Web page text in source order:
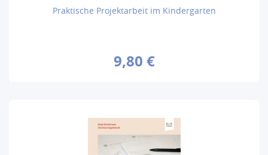
Praktische Projektarbeit im Kindergarten
9,80 €